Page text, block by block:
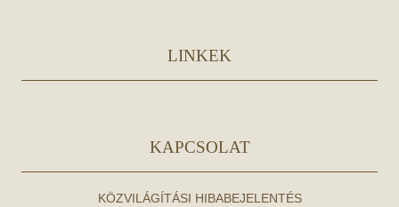
LINKEK
KAPCSOLAT
KÖZVILÁGÍTÁSI HIBABEJELENTÉS